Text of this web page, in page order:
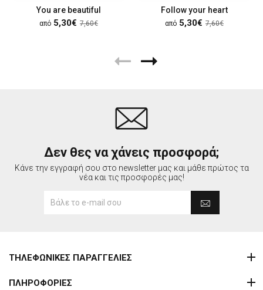
You are beautiful
από 5,30€ 7,60€
Follow your heart
από 5,30€ 7,60€
Δεν θες να χάνεις προσφορά;
Κάνε την εγγραφή σου στο newsletter μας και μάθε πρώτος τα
νέα και τις προσφορές μας!
ΤΗΛΕΦΩΝΙΚΕΣ ΠΑΡΑΓΓΕΛΙΕΣ
ΠΛΗΡΟΦΟΡΙΕΣ